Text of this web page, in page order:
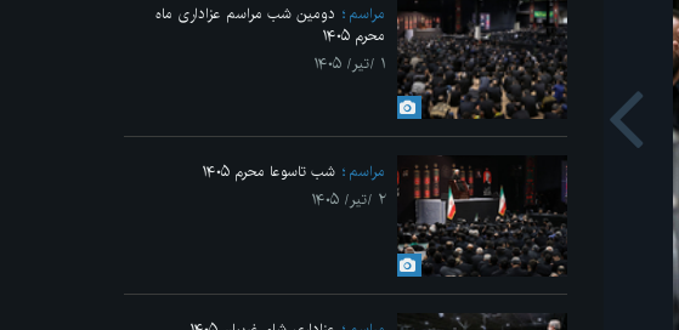
Previous
مراسم
دومین شب مراسم عزاداری ماه
محرم ۱۴۰۵
۱ /تیر/ ۱۴۰۵
مراسم
شب تاسوعا محرم ۱۴۰۵
۲ /تیر/ ۱۴۰۵